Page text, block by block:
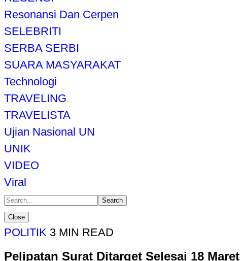
Resonansi Dan Cerpen
SELEBRITI
SERBA SERBI
SUARA MASYARAKAT
Technologi
TRAVELING
TRAVELISTA
Ujian Nasional UN
UNIK
VIDEO
Viral
Search
Close
POLITIK 3 MIN READ
Pelipatan Surat Ditarget Selesai 18 Maret